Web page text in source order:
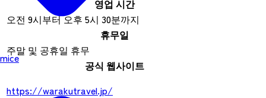
mice
영업 시간
오전 9시부터 오후 5시 30분까지
휴무일
주말 및 공휴일 휴무
공식 웹사이트
https://warakutravel.jp/